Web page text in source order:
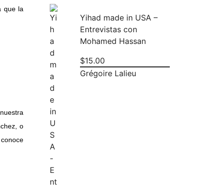
que la
o
Yihad made in USA –
Entrevistas con
Mohamed Hassan
$15.00
Grégoire Lalieu